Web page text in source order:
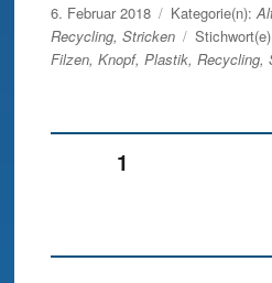
Veröffentlicht
am
6. Februar 2018 Kategorie(n):
Recycling, Stricken
Filzen, Knopf, Plastik, Recycling,
SEITE1